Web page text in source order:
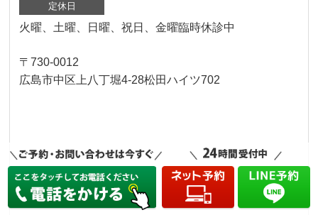
定休日
火曜、土曜、日曜、祝日、金曜臨時休診中
〒730-0012
広島市中区上八丁堀4-28松田ハイツ702